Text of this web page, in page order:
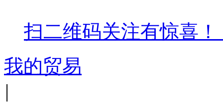
扫二维码关注有惊喜！
我的贸易
|